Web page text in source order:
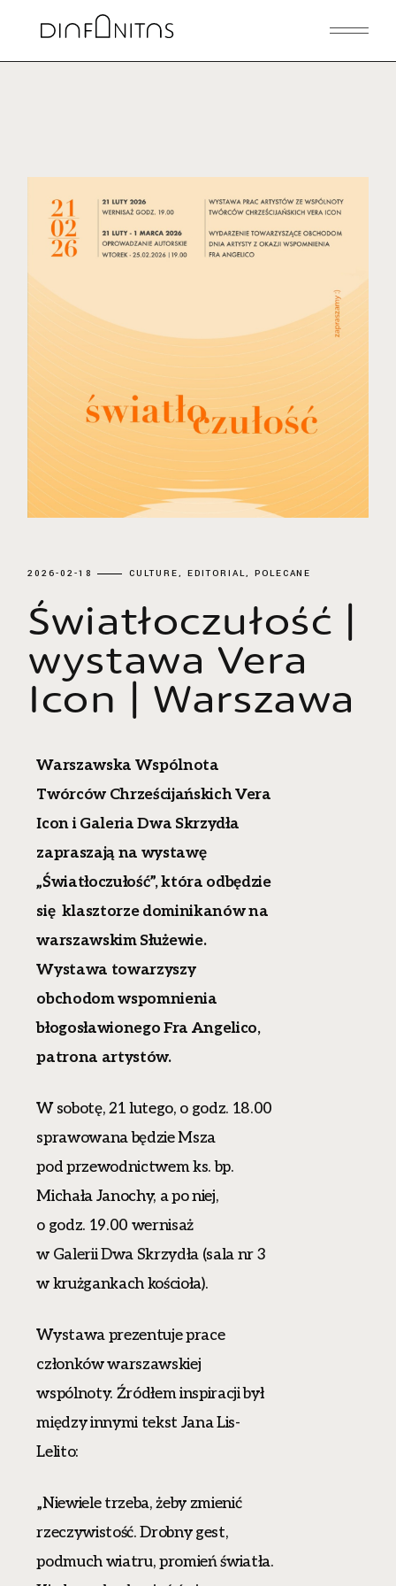
2026-02-18 CULTURE EDITORIAL POLECANE
Światłoczułość |
wystawa Vera
Icon | Warszawa
Warszawska Wspólnota
Twórców Chrześcijańskich Vera
Icon i Galeria Dwa Skrzydła
zapraszają na wystawę
„Światłoczułość”, która odbędzie
się klasztorze dominikanów na
warszawskim Służewie.
Wystawa towarzyszy
obchodom wspomnienia
błogosławionego Fra Angelico,
patrona artystów.
W sobotę, 21 lutego, o godz. 18.00
sprawowana będzie Msza
pod przewodnictwem ks. bp.
Michała Janochy, a po niej,
o godz. 19.00 wernisaż
w Galerii Dwa Skrzydła (sala nr 3
w krużgankach kościoła).
Wystawa prezentuje prace
członków warszawskiej
wspólnoty. Źródłem inspiracji był
między innymi tekst Jana Lis-
Lelito:
„Niewiele trzeba, żeby zmienić
rzeczywistość. Drobny gest,
podmuch wiatru, promień światła.